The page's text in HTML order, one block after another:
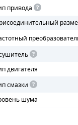
привода
двигателя
смазки
шума